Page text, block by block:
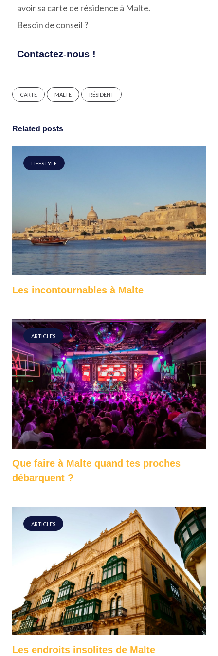
avoir sa carte de résidence à Malte.
Besoin de conseil ?
Contactez-nous !
CARTE MALTE RÉSIDENT
Related posts
LIFESTYLE
Les incontournables à Malte
ARTICLES
Que faire à Malte quand tes proches
débarquent ?
ARTICLES
Les endroits insolites de Malte